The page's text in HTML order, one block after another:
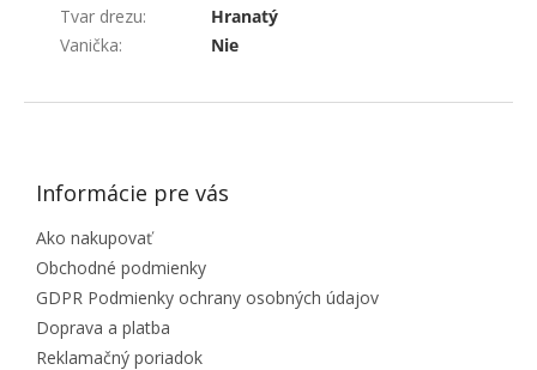
Tvar drezu:
Hranatý
Vanička: Nie
ZÁPÄTIE
Informácie pre vás
Ako nakupovať
Obchodné podmienky
GDPR Podmienky ochrany osobných údajov
Doprava a platba
Reklamačný poriadok